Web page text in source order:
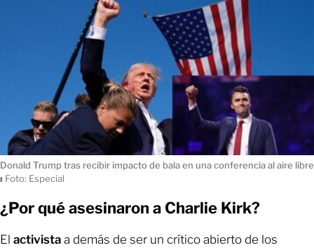
Donald Trump tras recibir impacto de bala en una conferencia al aire libre
ı Foto: Especial
¿Por qué asesinaron a Charlie Kirk?
El activista a demás de ser un crítico abierto de los